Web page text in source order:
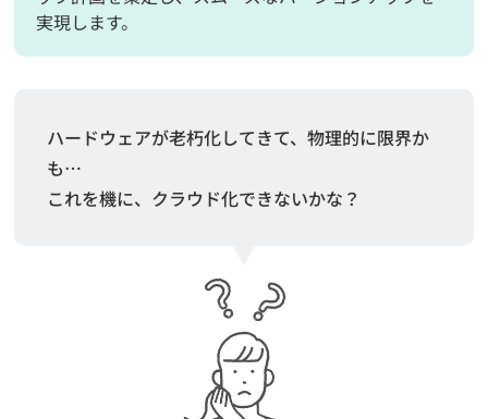
実現します。
ハードウェアが老朽化してきて、物理的に限界か
も…
これを機に、クラウド化できないかな？